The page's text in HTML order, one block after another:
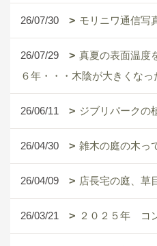
26/07/30 モリニワ通信写
26/07/29
真夏の表面温度
６年・・・木陰が大きくなっ
26/06/11 ジブリパークの
26/04/30 雑木の庭の木っ
26/04/09 店長宅の庭、草
26/03/21 ２０２５年 コ